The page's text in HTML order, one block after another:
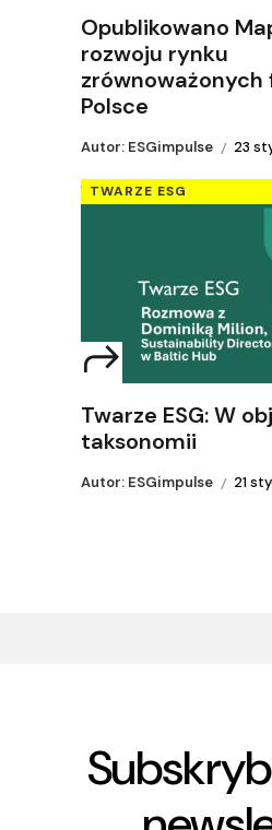
Opublikowano
rozwoju rynku
zrównoważonych
Polsce
Autor: ESGimpulse 23
TWARZE ESG
Twarze ESG: W
taksonomii
Autor: ESGimpulse 21